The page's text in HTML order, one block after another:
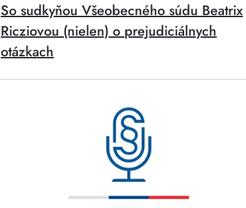
So sudkyňou Všeobecného súdu Beatrix
Ricziovou (nielen) o prejudiciálnych
otázkach